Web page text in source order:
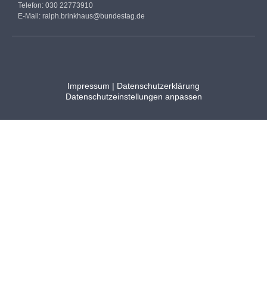
Telefon: 030 22773910
E-Mail: ralph.brinkhaus@bundestag.de
Impressum | Datenschutzerklärung
Datenschutzeinstellungen anpassen